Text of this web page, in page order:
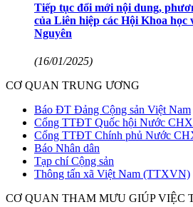
Tiếp tục đổi mới nội dung,
của Liên hiệp các Hội Khoa
Nguyên
(16/01/2025)
CƠ QUAN TRUNG ƯƠNG
Báo ĐT Đảng Cộng sản Việt Nam
Cổng TTĐT Quốc hội Nước
Cổng TTĐT Chính phủ Nước
Báo Nhân dân
Tạp chí Cộng sản
Thông tấn xã Việt Nam (TTXVN)
CƠ QUAN THAM MƯU GIÚP VIỆC